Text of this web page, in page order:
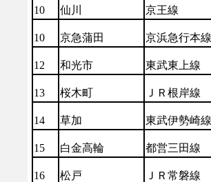
10 仙川 京王線
10 京急蒲田 京浜急行本線
12 和光市 東武東上線
13 桜木町 ＪＲ根岸線
14 草加 東武伊勢崎線
15 白金高輪 都営三田線
16 松戸 ＪＲ常磐線